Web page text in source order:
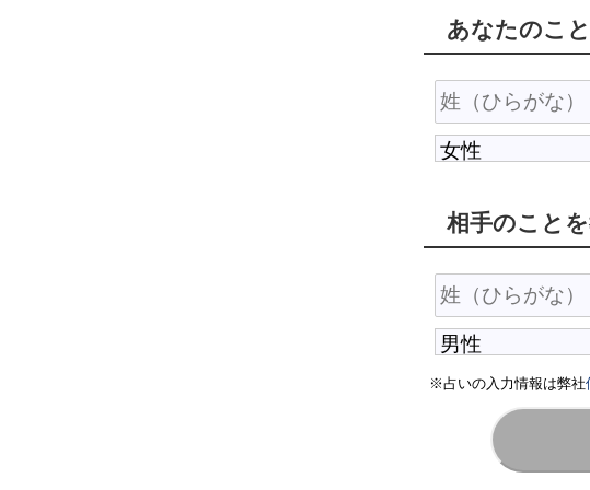
あなたのこ
相手のこと
※占いの入力情報は弊社